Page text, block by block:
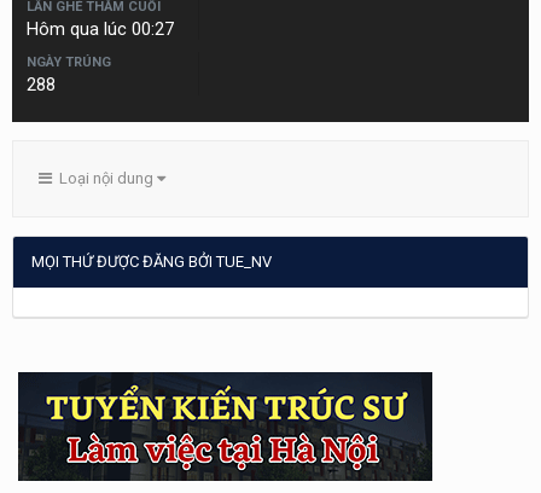
LẦN GHÉ THĂM CUỐI
Hôm qua lúc 00:27
NGÀY TRÚNG
288
Loại nội dung
MỌI THỨ ĐƯỢC ĐĂNG BỞI TUE_NV